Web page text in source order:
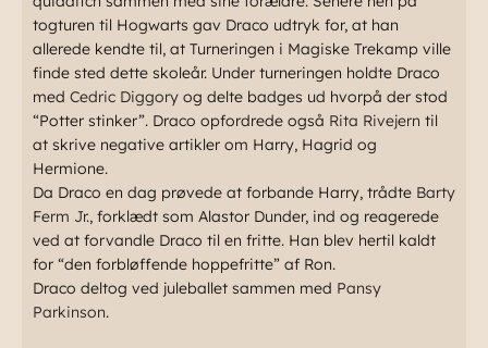
togturen til Hogwarts gav Draco udtryk for, at han
allerede kendte til, at Turneringen i Magiske Trekamp ville
finde sted dette skoleår. Under turneringen holdte Draco
med Cedric Diggory og delte badges ud hvorpå der stod
“Potter stinker”. Draco opfordrede også Rita Rivejern til
at skrive negative artikler om Harry, Hagrid og
Hermione.
Da Draco en dag prøvede at forbande Harry, trådte Barty
Ferm Jr., forklædt som Alastor Dunder, ind og reagerede
ved at forvandle Draco til en fritte. Han blev hertil kaldt
for “den forbløffende hoppefritte” af Ron.
Draco deltog ved juleballet sammen med Pansy
Parkinson.